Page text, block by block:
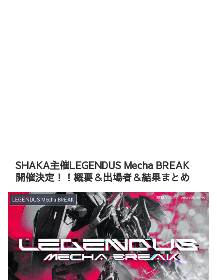
SHAKA主催LEGENDUS Mecha BREAK
開催決定！！概要＆出場者＆結果まとめ
LEGENDUS Mecha BREAK